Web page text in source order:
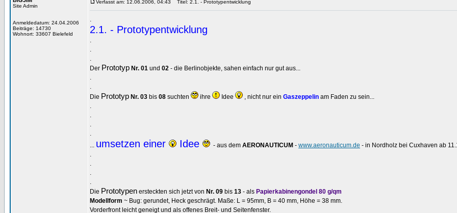
Site Admin
Anmeldedatum: 24.04.2006
Beiträge: 14730
Wohnort: 33607 Bielefeld
Verfasst am: 12.06.2006, 04:43 Titel: 2.1. - Prototypentwicklung
.
2.1. - Prototypentwicklung
.
.
.
Der Prototyp Nr. 01 und 02 - die Berlinobjekte, sahen einfach nur gut aus...
.
.
Die Prototyp Nr. 03 bis 08 suchten ihre Idee , nicht nur ein Gaszeppelin am Faden zu sein...
.
.
.
.
... umsetzen einer Idee - aus dem AERONAUTICUM - www.aeronauticum.de - in Nordholz bei Cuxhaven ab
.
.
.
.
Die Prototypen ersteckten sich jetzt von Nr. 09 bis 13 - als Papierkabinengondel 80 g/qm
Modellform ~ Bug: gerundet, Heck geschrägt. Maße: L = 95mm, B = 40 mm, Höhe = 38 mm.
Vorderfront leicht geneigt und als offenes Breit- und Seitenfenster.